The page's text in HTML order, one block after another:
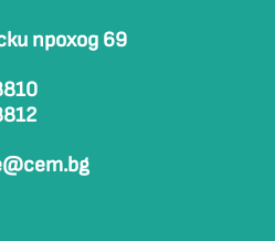
проход 69